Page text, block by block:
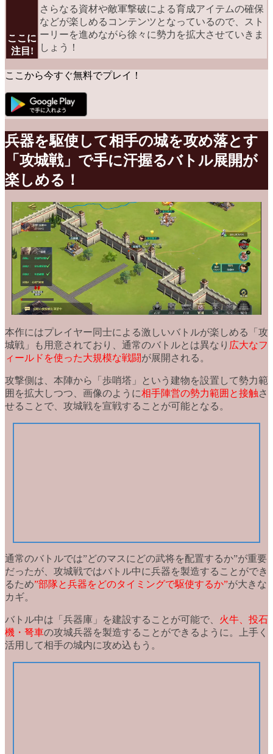
ここに
注目!
さらなる資材や敵軍撃破による育成アイテムの確保
などが楽しめるコンテンツとなっているので、スト
ーリーを進めながら徐々に勢力を拡大させていきま
しょう！
ここから今すぐ無料でプレイ！
兵器を駆使して相手の城を攻め落とす
「攻城戦」で手に汗握るバトル展開が
楽しめる！
本作にはプレイヤー同士による激しいバトルが楽しめる
「攻
城戦」
も用意されており、通常のバトルとは異なり 広大なフ
ィールドを使った大規模な戦闘が展開される。
攻撃側は、本陣から 「歩哨塔」
という建物を設置して勢力範
囲を拡大しつつ、画像のように相手陣営の勢力範囲と接触さ
せることで、攻城戦を宣戦することが可能となる。
通常のバトルでは”どのマスにどの武将を配置するか”が重要
だったが、攻城戦ではバトル中に兵器を製造することができ
るため”部隊と兵器をどのタイミングで駆使するか”が大きな
カギ。
バトル中は 「兵器庫」 を建設することが可能で、 火牛、投石
機・弩車の攻城兵器を製造することができるように。上手く
活用して相手の城内に攻め込もう。